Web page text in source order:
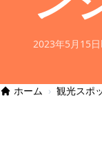
2023年5月15日
ホーム › 観光スポ